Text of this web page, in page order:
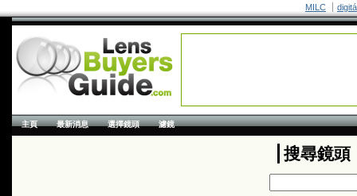
MILC
主頁 最新消息 選擇鏡頭 濾鏡
搜尋鏡頭